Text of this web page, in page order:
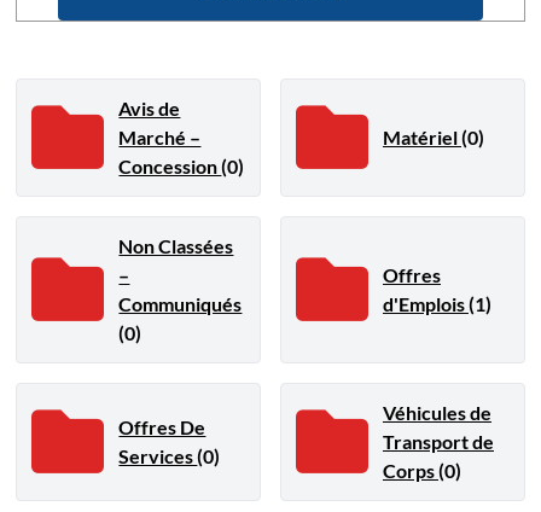
Avis de
Marché –
Concession(0)
Matériel(0)
Non Classées
–
Communiqués
(0)
Offres
d'Emplois(1)
Offres De
Services(0)
Véhicules de
Transport de
Corps(0)